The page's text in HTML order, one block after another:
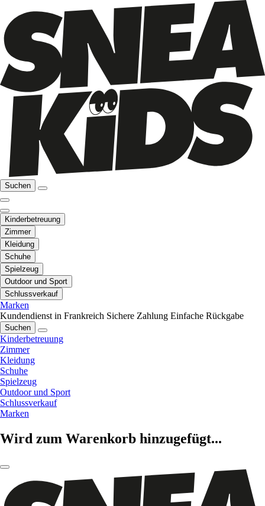
Suchen
Kinderbetreuung
Zimmer
Kleidung
Schuhe
Spielzeug
Outdoor und Sport
Schlussverkauf
Marken
Kundendienst in Frankreich Sichere Zahlung Einfache Rückgabe
Suchen
Kinderbetreuung
Zimmer
Kleidung
Schuhe
Spielzeug
Outdoor und Sport
Schlussverkauf
Marken
Wird zum Warenkorb hinzugefügt...